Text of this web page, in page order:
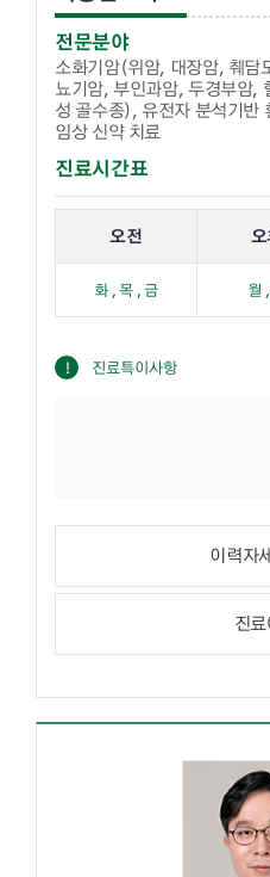
전문분야
소화기암(위암, 대장암, 췌
뇨기암, 부인과암, 두경부암,
성 골수종), 유전자 분석기반
임상 신약 치료
진료시간표
오전
화 , 목 , 금 월
진료특이사항
이력자
진